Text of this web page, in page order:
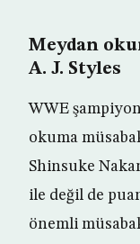
Meydan
A. J. Styles
WWE
okuma
Shinsuke
ile değil de
önemli